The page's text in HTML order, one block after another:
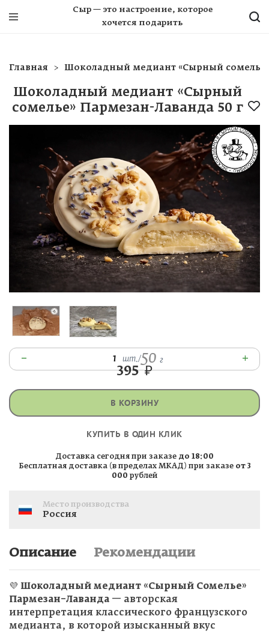
Сыр — это настроение, которое
хочется подарить
Главная Шоколадный медиант «Сырный
Шоколадный медиант «Сырный
сомелье» Пармезан-Лаванда 50 г
– 1 шт./50 г +
395₽
В КОРЗИНУ
КУПИТЬ В ОДИН КЛИК
Доставка сегодня при заказе до 18:00
Бесплатная доставка (в пределах МКАД) при заказе от 3
000 рублей
Место производства
Россия
Описание Рекомендации
💜 Шоколадный медиант «Сырный Сомелье»
Пармезан–Лаванда — авторская
интерпретация классического французского
медианта, в которой изысканный вкус